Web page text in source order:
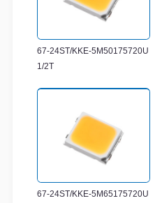
67-24ST/KKE-5M50175720U
1/2T
67-24ST/KKE-5M65175720U